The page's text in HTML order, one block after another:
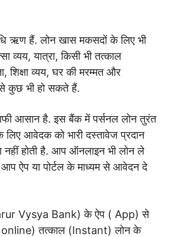
ऋण हैं. लोन खास मकसदों के लिए भी
व्यय, यात्रा, किसी भी तत्काल
शिक्षा व्यय, घर की मरम्मत और
कुछ भी हो सकते हैं.
आसान है. इस बैंक में पर्सनल लोन तुरंत
आवेदक को भारी दस्तावेज प्रदान
होती है. आप ऑनलाइन भी लोन ले
ऐप या पोर्टल के माध्यम से आवेदन दे
Vysya Bank) के ऐप ( App) से
तत्काल (Instant) लोन के